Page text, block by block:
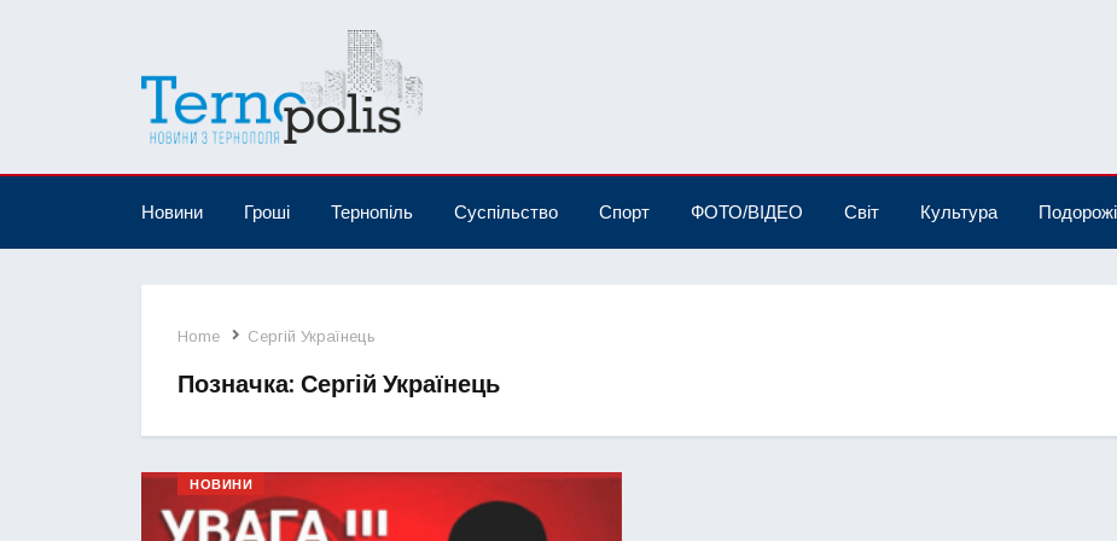
Новини Гроші Тернопіль Суспільство Спорт ФОТО/ВІДЕО Світ Культура Подорожі
Home Сергій Українець
Позначка: Сергій Українець
НОВИНИ